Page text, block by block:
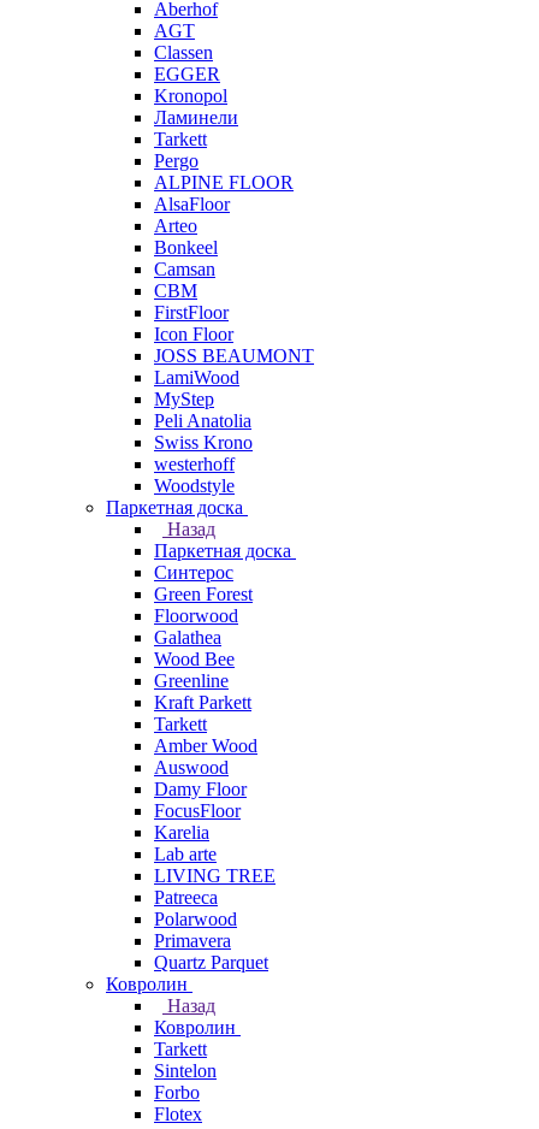
Aberhof
AGT
Classen
EGGER
Kronopol
Ламинели
Tarkett
Pergo
ALPINE FLOOR
AlsaFloor
Arteo
Bonkeel
Camsan
CBM
FirstFloor
Icon Floor
JOSS BEAUMONT
LamiWood
MyStep
Peli Anatolia
Swiss Krono
westerhoff
Woodstyle
Паркетная доска
Назад
Паркетная доска
Синтерос
Green Forest
Floorwood
Galathea
Wood Bee
Greenline
Kraft Parkett
Tarkett
Amber Wood
Auswood
Damy Floor
FocusFloor
Karelia
Lab arte
LIVING TREE
Patreeca
Polarwood
Primavera
Quartz Parquet
Ковролин
Назад
Ковролин
Tarkett
Sintelon
Forbo
Flotex